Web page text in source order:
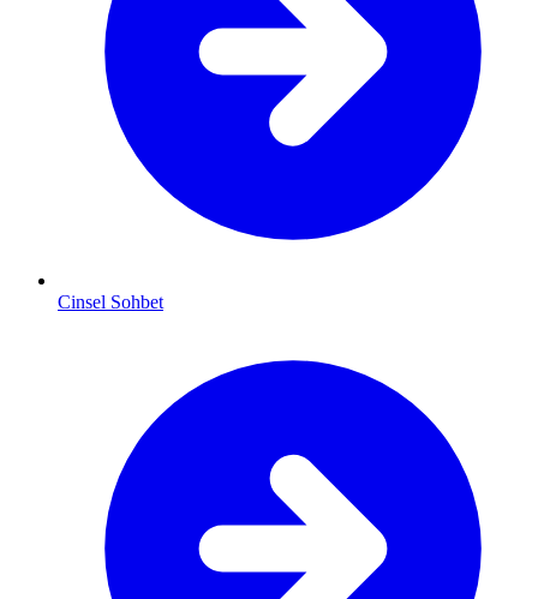
Cinsel Sohbet